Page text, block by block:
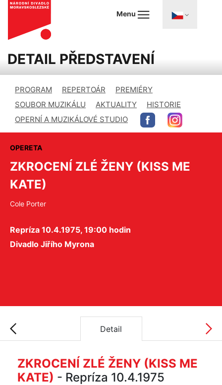
Menu
DETAIL PŘEDSTAVENÍ
PROGRAM REPERTOÁR
PREMIÉRY
SOUBOR MUZIKÁLU
AKTUALITY
HISTORIE
OPERNÍ A MUZIKÁLOVÉ STUDIO
OPERETA
ZKROCENÍ ZLÉ ŽENY (KISS ME
KATE)
Cole Porter
Repríza 10.4.1975, 19:00 hodin
Divadlo Jiřího Myrona
Detail
ZKROCENÍ ZLÉ ŽENY (KISS ME
KATE) - Repríza 10.4.1975